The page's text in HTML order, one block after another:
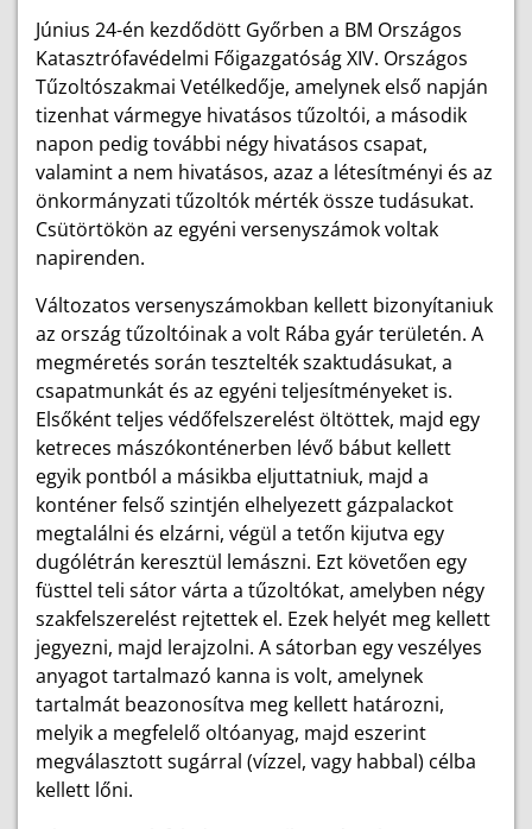
Június 24-én kezdődött Győrben a BM Országos
Katasztrófavédelmi Főigazgatóság XIV. Országos
Tűzoltószakmai Vetélkedője, amelynek első napján
tizenhat vármegye hivatásos tűzoltói, a második
napon pedig további négy hivatásos csapat,
valamint a nem hivatásos, azaz a létesítményi és az
önkormányzati tűzoltók mérték össze tudásukat.
Csütörtökön az egyéni versenyszámok voltak
napirenden.
Változatos versenyszámokban kellett bizonyítaniuk
az ország tűzoltóinak a volt Rába gyár területén. A
megméretés során tesztelték szaktudásukat, a
csapatmunkát és az egyéni teljesítményeket is.
Elsőként teljes védőfelszerelést öltöttek, majd egy
ketreces mászókonténerben lévő bábut kellett
egyik pontból a másikba eljuttatniuk, majd a
konténer felső szintjén elhelyezett gázpalackot
megtalálni és elzárni, végül a tetőn kijutva egy
dugólétrán keresztül lemászni. Ezt követően egy
füsttel teli sátor várta a tűzoltókat, amelyben négy
szakfelszerelést rejtettek el. Ezek helyét meg kellett
jegyezni, majd lerajzolni. A sátorban egy veszélyes
anyagot tartalmazó kanna is volt, amelynek
tartalmát beazonosítva meg kellett határozni,
melyik a megfelelő oltóanyag, majd eszerint
megválasztott sugárral (vízzel, vagy habbal) célba
kellett lőni.